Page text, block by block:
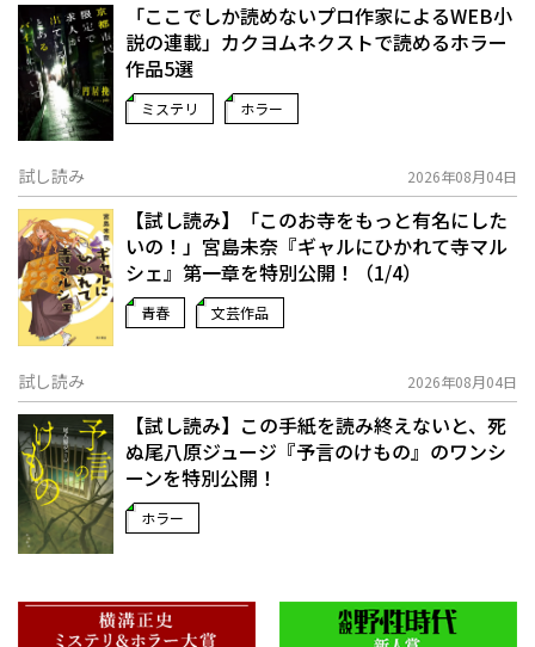
「ここでしか読めないプロ作家によるWEB小
説の連載」――カクヨムネクストで読めるホラー
作品5選
ミステリ ホラー
試し読み 2026年08月04日
【試し読み】「このお寺をもっと有名にした
いの！」宮島未奈『ギャルにひかれて寺マル
シェ』第一章を特別公開！（1/4）
青春 文芸作品
試し読み 2026年08月04日
【試し読み】この手紙を読み終えないと、死
ぬ――尾八原ジュージ『予言のけもの』のワンシ
ーンを特別公開！
ホラー